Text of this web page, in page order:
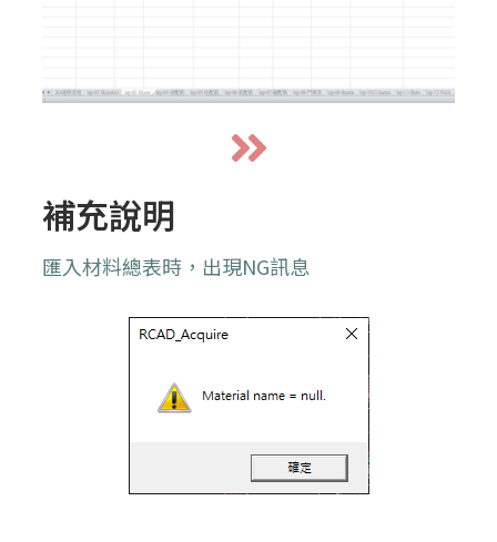
補充說明
匯入材料總表時，出現NG訊息